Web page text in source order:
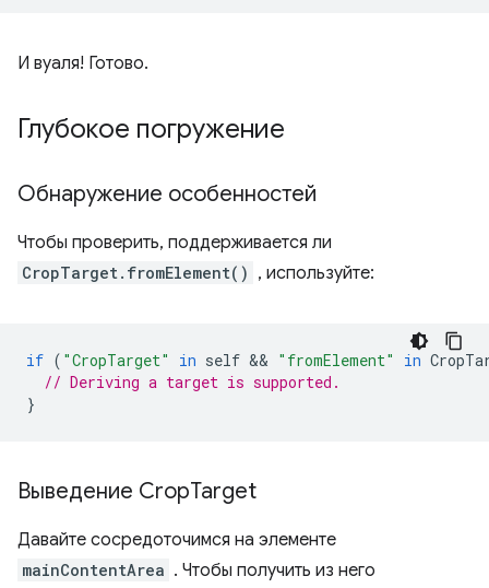
И вуаля! Готово.
Глубокое погружение
Обнаружение особенностей
Чтобы проверить, поддерживается ли
CropTarget.fromElement() , используйте:
if ( "CropTarget" in self && "fromElement" in
// Deriving a target is supported.
}
Выведение CropTarget
Давайте сосредоточимся на элементе
mainContentArea . Чтобы получить из него